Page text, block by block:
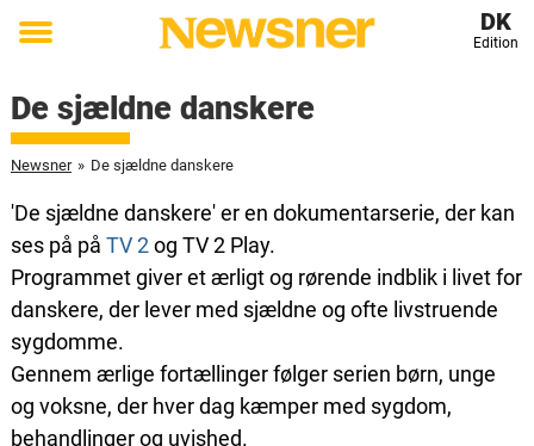
Toggle
DK
Edition
De sjældne danskere
Newsner » De sjældne danskere
'De sjældne danskere' er en dokumentarserie, der kan
ses på på TV 2og TV 2 Play.
Programmet giver et ærligt og rørende indblik i livet for
danskere, der lever med sjældne og ofte livstruende
sygdomme.
Gennem ærlige fortællinger følger serien børn, unge
og voksne, der hver dag kæmper med sygdom,
behandlinger og uvished.